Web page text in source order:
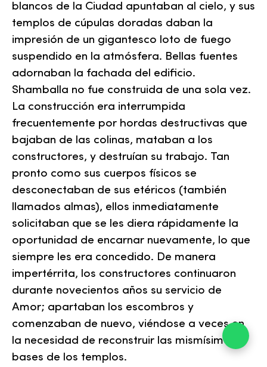
blancos de la Ciudad apuntaban al cielo, y sus
templos de cúpulas doradas daban la
impresión de un gigantesco loto de fuego
suspendido en la atmósfera. Bellas fuentes
adornaban la fachada del edificio.
Shamballa no fue construida de una sola vez.
La construcción era interrumpida
frecuentemente por hordas destructivas que
bajaban de las colinas, mataban a los
constructores, y destruían su trabajo. Tan
pronto como sus cuerpos físicos se
desconectaban de sus etéricos (también
llamados almas), ellos inmediatamente
solicitaban que se les diera rápidamente la
oportunidad de encarnar nuevamente, lo que
siempre les era concedido. De manera
impertérrita, los constructores continuaron
durante novecientos años su servicio de
Amor; apartaban los escombros y
comenzaban de nuevo, viéndose a veces en
la necesidad de reconstruir las mismísimas
bases de los templos.